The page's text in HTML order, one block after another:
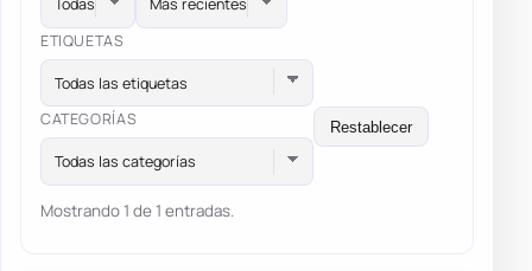
ETIQUETAS
Todas las etiquetas
CATEGORÍAS
Todas las categorías
Restablecer
Mostrando 1 de 1 entradas.